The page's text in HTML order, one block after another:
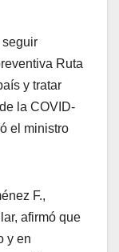
seguir
Ruta
y tratar
la COVID-
el ministro
F.,
afirmó que
y en